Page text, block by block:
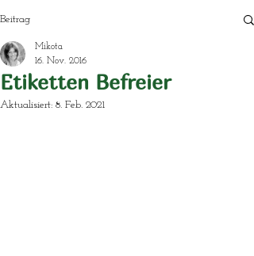
Beitrag
Etiketten Befreier
Mikota
16. Nov. 2016
Aktualisiert: 8. Feb. 2021